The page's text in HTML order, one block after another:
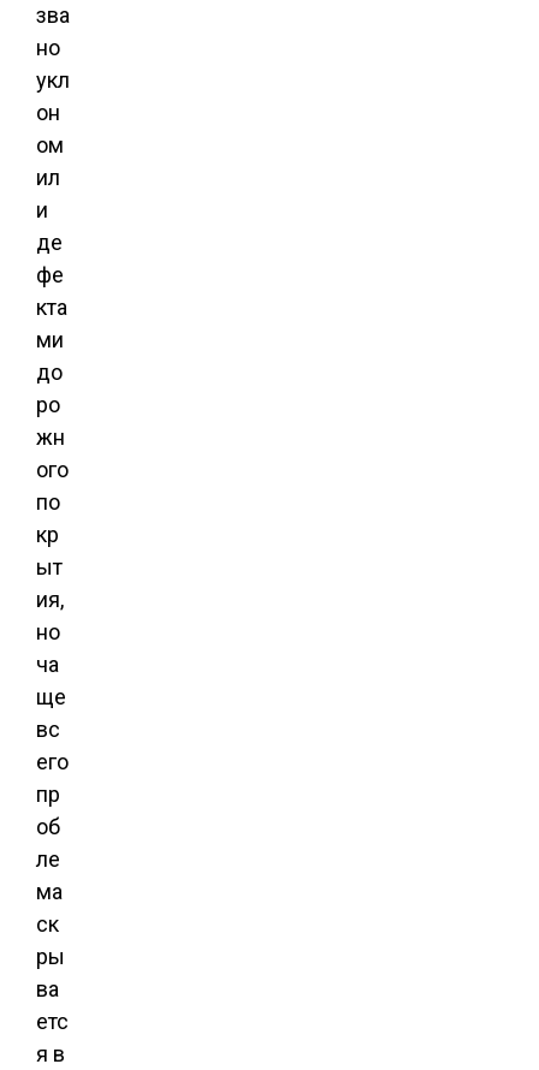
зва
но
укл
он
ом
ил
и
де
фе
кта
ми
до
ро
жн
ого
по
кр
ыт
ия,
но
ча
ще
вс
его
пр
об
ле
ма
ск
ры
ва
етс
я в